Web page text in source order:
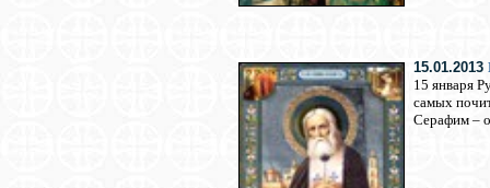
15.01.2013
15 января
самых
Серафим –